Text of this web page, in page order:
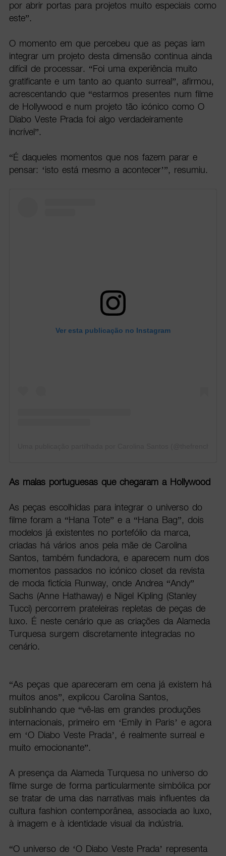
por abrir portas para projetos muito especiais como
este”.
O momento em que percebeu que as peças iam
integrar um projeto desta dimensão continua ainda
difícil de processar. “Foi uma experiência muito
gratificante e um tanto ao quanto surreal”, afirmou,
acrescentando que “estarmos presentes num filme
de Hollywood e num projeto tão icónico como O
Diabo Veste Prada foi algo verdadeiramente
incrível”.
“É daqueles momentos que nos fazem parar e
pensar: ‘isto está mesmo a acontecer’”, resumiu.
Ver esta publicação no Instagram
As malas portuguesas que chegaram a Hollywood
As peças escolhidas para integrar o universo do
filme foram a “Hana Tote” e a “Hana Bag”, dois
modelos já existentes no portefólio da marca,
criadas há vários anos pela mãe de Carolina
Santos, também fundadora, e aparecem num dos
momentos passados no icónico closet da revista
de moda fictícia Runway, onde Andrea “Andy”
Sachs (Anne Hathaway) e Nigel Kipling (Stanley
Tucci) percorrem prateleiras repletas de peças de
luxo. É neste cenário que as criações da Alameda
Turquesa surgem discretamente integradas no
cenário.
“As peças que apareceram em cena já existem há
muitos anos”, explicou Carolina Santos,
sublinhando que “vê-las em grandes produções
internacionais, primeiro em ‘Emily in Paris’ e agora
em ‘O Diabo Veste Prada’, é realmente surreal e
muito emocionante”.
A presença da Alameda Turquesa no universo do
filme surge de forma particularmente simbólica por
se tratar de uma das narrativas mais influentes da
cultura fashion contemporânea, associada ao luxo,
à imagem e à identidade visual da indústria.
“O universo de ‘O Diabo Veste Prada’ representa